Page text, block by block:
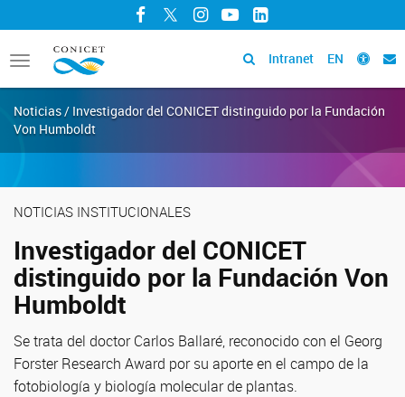
Facebook
TwitterInstagram
YouTubeLinkedIn
Toggle
navigation
Intranet EN
Noticias / Investigador del CONICET distinguido por la Fundación
Von Humboldt
NOTICIAS INSTITUCIONALES
Investigador del CONICET
distinguido por la Fundación Von
Humboldt
Se trata del doctor Carlos Ballaré, reconocido con el Georg
Forster Research Award por su aporte en el campo de la
fotobiología y biología molecular de plantas.